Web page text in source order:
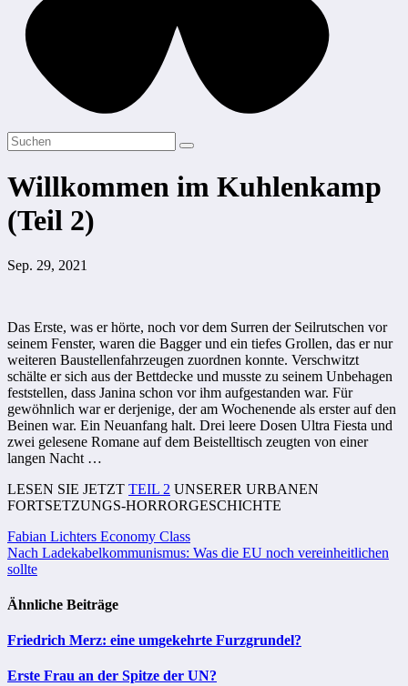
Willkommen im Kuhlenkamp
(Teil 2)
Sep. 29, 2021
Das Erste, was er hörte, noch vor dem Surren der Seilrutschen vor
seinem Fenster, waren die Bagger und ein tiefes Grollen, das er nur
weiteren Baustellenfahrzeugen zuordnen konnte. Verschwitzt
schälte er sich aus der Bettdecke und musste zu seinem Unbehagen
feststellen, dass Janina schon vor ihm aufgestanden war. Für
gewöhnlich war er derjenige, der am Wochenende als erster auf den
Beinen war. Ein Neuanfang halt. Drei leere Dosen Ultra Fiesta und
zwei gelesene Romane auf dem Beistelltisch zeugten von einer
langen Nacht …
LESEN SIE JETZT TEIL 2 UNSERER URBANEN
FORTSETZUNGS-HORRORGESCHICHTE
Beitragsnavigation
Fabian Lichters Economy Class
Nach Ladekabelkommunismus: Was die EU noch vereinheitlichen
sollte
Ähnliche Beiträge
Friedrich Merz: eine umgekehrte Furzgrundel?
Erste Frau an der Spitze der UN?